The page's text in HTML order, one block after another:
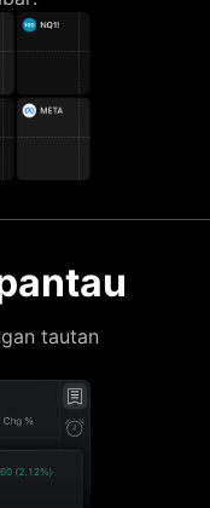
tautan